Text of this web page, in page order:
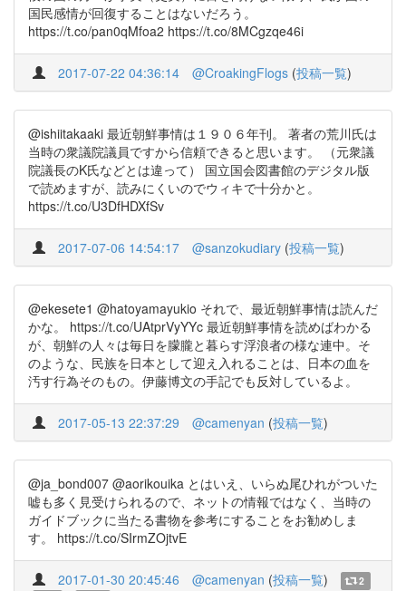
国民感情が回復することはないだろう。
https://t.co/pan0qMfoa2 https://t.co/8MCgzqe46i
2017-07-22 04:36:14 @CroakingFlogs (投稿一覧)
@ishiitakaaki 最近朝鮮事情は１９０６年刊。 著者の荒川氏は
当時の衆議院議員ですから信頼できると思います。 （元衆議
院議長のK氏などとは違って） 国立国会図書館のデジタル版
で読めますが、読みにくいのでウィキで十分かと。
https://t.co/U3DfHDXfSv
2017-07-06 14:54:17 @sanzokudiary (投稿一覧)
@ekesete1 @hatoyamayukio それで、最近朝鮮事情は読んだ
かな。 https://t.co/UAtprVyYYc 最近朝鮮事情を読めばわかる
が、朝鮮の人々は毎日を朦朧と暮らす浮浪者の様な連中。そ
のような、民族を日本として迎え入れることは、日本の血を
汚す行為そのもの。伊藤博文の手記でも反対しているよ。
2017-05-13 22:37:29 @camenyan (投稿一覧)
@ja_bond007 @aorikouika とはいえ、いらぬ尾ひれがついた
嘘も多く見受けられるので、ネットの情報ではなく、当時の
ガイドブックに当たる書物を参考にすることをお勧めしま
す。 https://t.co/SIrmZOjtvE
2017-01-30 20:45:46 @camenyan (投稿一覧) 2